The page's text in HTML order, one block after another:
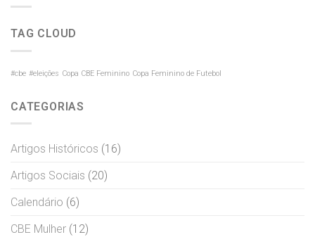
TAG CLOUD
#cbe #eleições Copa CBE Feminino Copa Feminino de Futebol
CATEGORIAS
Artigos Históricos (16)
Artigos Sociais (20)
Calendário (6)
CBE Mulher (12)